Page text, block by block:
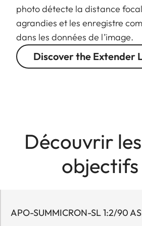
photo détecte la distance
agrandies et les enregistre
dans les données de l’image.
Discover the Extender
Découvrir
objectifs
APO-SUMMICRON-SL 1:2/90